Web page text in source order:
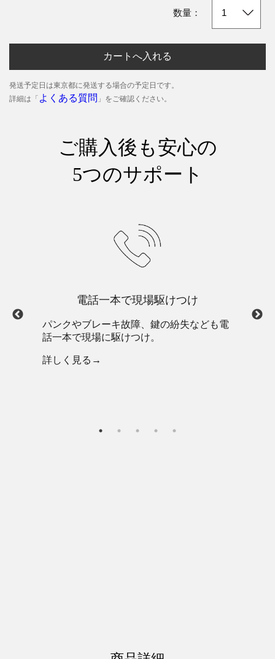
数量：
カートへ入れる
発送予定日は東京都に発送する場合の予定日です。
詳細は「 よくある質問 」をご確認ください。